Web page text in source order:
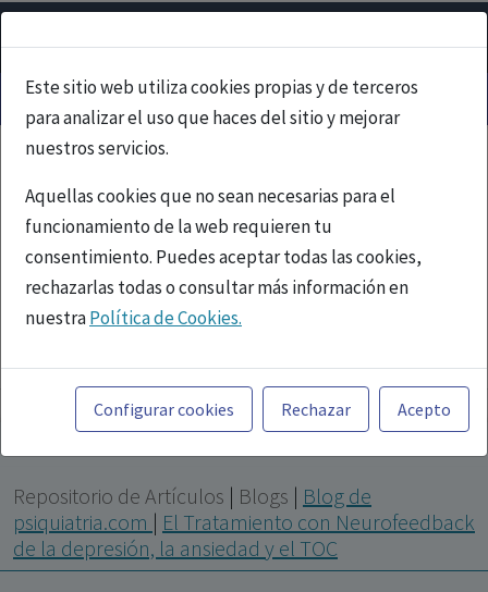
Este sitio web utiliza cookies propias y de terceros
para analizar el uso que haces del sitio y mejorar
nuestros servicios.
Aquellas cookies que no sean necesarias para el
funcionamiento de la web requieren tu
consentimiento. Puedes aceptar todas las cookies,
rechazarlas todas o consultar más información en
nuestraPolítica de Cookies.
Toda la información incluida en la Página Web está
referida a productos del mercado español y, por
tanto, dirigida a profesionales sanitarios legalmente
facultados para prescribir o dispensar medicamentos
con ejercicio profesional. La información técnica de los
fármacos se facilita a título meramente informativo,
siendo responsabilidad de los profesionales
facultados prescribir medicamentos y decidir, en cada
Configurar cookies Rechazar Acepto
Repositorio de Artículos | Blogs | Blog de
psiquiatria.com | El Tratamiento con Neurofeedback
de la depresión, la ansiedad y el TOC